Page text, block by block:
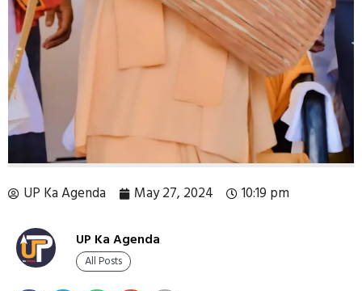
UP Ka Agenda May 27, 2024 10:19 pm
UP Ka Agenda
All Posts